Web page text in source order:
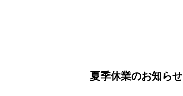
夏季休業のお知らせ